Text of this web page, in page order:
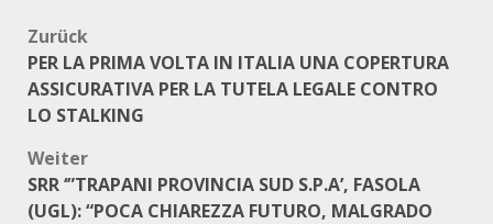
Beitragsnavigation
Zurück
PER LA PRIMA VOLTA IN ITALIA UNA COPERTURA
ASSICURATIVA PER LA TUTELA LEGALE CONTRO
LO STALKING
Weiter
SRR ‘”TRAPANI PROVINCIA SUD S.P.A’, FASOLA
(UGL): “POCA CHIAREZZA FUTURO, MALGRADO